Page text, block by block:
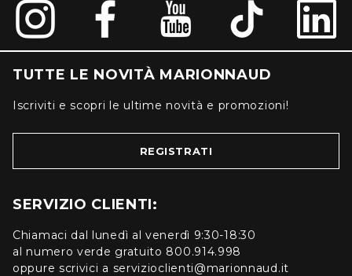
TUTTE LE NOVITÀ MARIONNAUD
Iscriviti e scopri le ultime novità e promozioni!
REGISTRATI
SERVIZIO CLIENTI:
Chiamaci dal lunedì al venerdì 9:30-18:30
al numero verde gratuito 800.914.998
oppure scrivici a servizioclienti@marionnaud.it